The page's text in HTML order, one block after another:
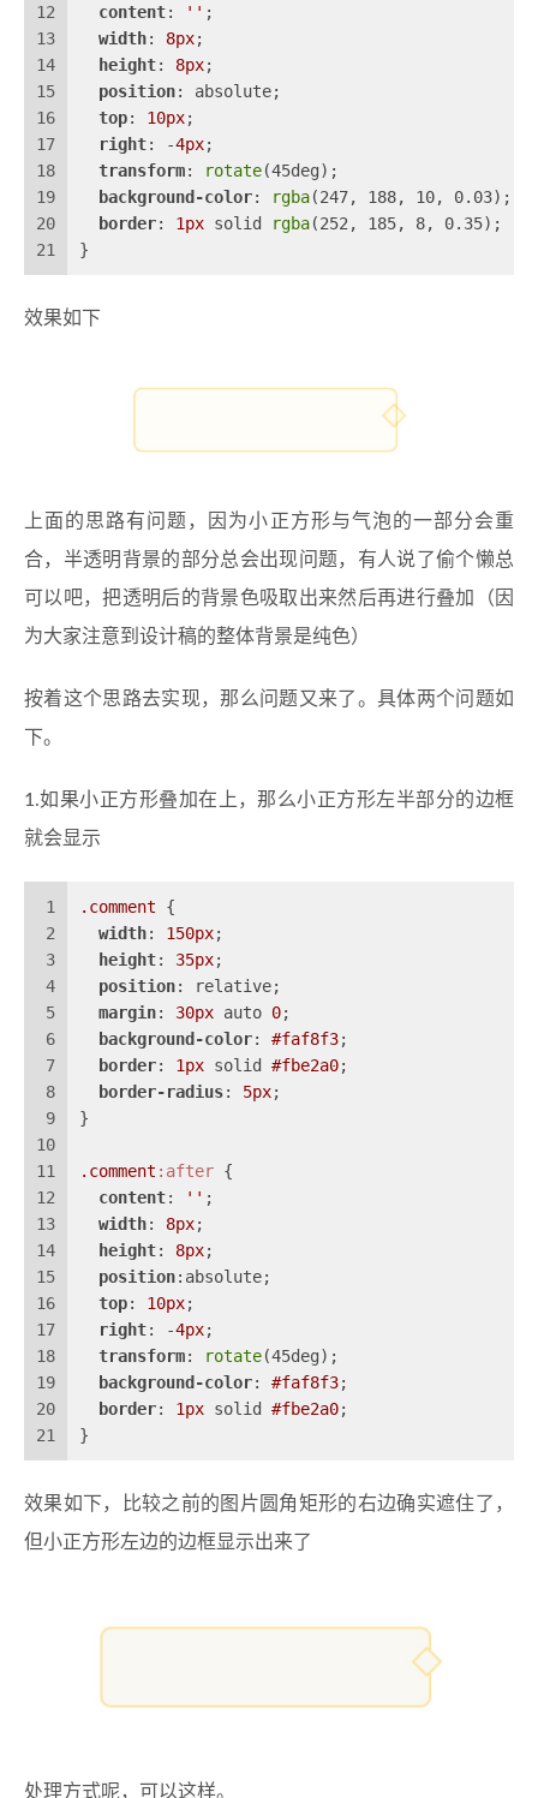
12
13
14
15
16
17
18
19
20
21
content: '' ;
width: 8px;
height: 8px;
position: absolute;
top: 10px;
right: -4px;
transform: rotate(45deg);
background-color: rgba(247, 188, 10, 0.03);
border: 1px solid rgba(252, 185, 8, 0.35);
}
效果如下
上面的思路有问题，因为小正方形与气泡的一部分会重
合，半透明背景的部分总会出现问题，有人说了偷个懒总
可以吧，把透明后的背景色吸取出来然后再进行叠加（因
为大家注意到设计稿的整体背景是纯色）
按着这个思路去实现，那么问题又来了。具体两个问题如
下。
1.如果小正方形叠加在上，那么小正方形左半部分的边框
就会显示
1
2
3
4
5
6
7
8
9
10
11
12
13
14
15
16
17
18
19
20
21
.comment {
width: 150px;
height: 35px;
position: relative;
margin: 30px auto 0;
background-color: #faf8f3;
border: 1px solid #fbe2a0;
border-radius: 5px;
}
.comment :after {
content: '' ;
width: 8px;
height: 8px;
position:absolute;
top: 10px;
right: -4px;
transform: rotate(45deg);
background-color: #faf8f3;
border: 1px solid #fbe2a0;
}
效果如下，比较之前的图片圆角矩形的右边确实遮住了，
但小正方形左边的边框显示出来了
处理方式呢，可以这样。